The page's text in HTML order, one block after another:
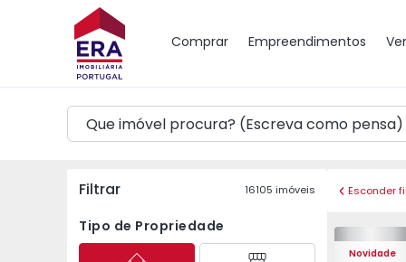
Comprar Empreendimentos
Mapa
Filtrar 16105 imóveis
Tipo de Propriedade
Esconder
Novidade